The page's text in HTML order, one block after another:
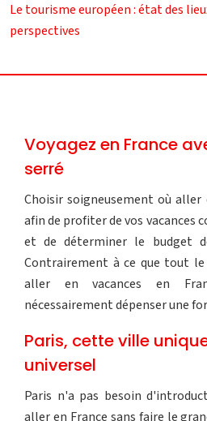
Le tourisme européen : état des
perspectives
Voyagez en France
serré
Choisir soigneusement où aller
afin de profiter de vos vacances
et de déterminer le budget
Contrairement à ce que tout le
aller en vacances en
nécessairement dépenser une
Paris, cette ville
universel
Paris n'a pas besoin
aller en France sans faire le